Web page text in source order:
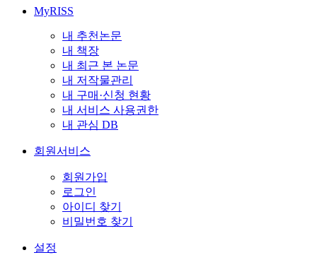
MyRISS
내 추천논문
내 책장
내 최근 본 논문
내 저작물관리
내 구매·신청 현황
내 서비스 사용권한
내 관심 DB
회원서비스
회원가입
로그인
아이디 찾기
비밀번호 찾기
설정